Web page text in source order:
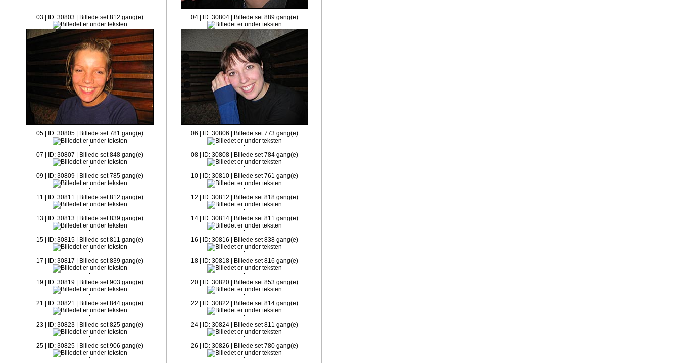
03 | ID: 30803 | Billede set 812 gang(e) 04 | ID: 30804 | Billede set 889 gang(e)
05 | ID: 30805 | Billede set 781 gang(e) 06 | ID: 30806 | Billede set 773 gang(e)
07 | ID: 30807 | Billede set 848 gang(e) 08 | ID: 30808 | Billede set 784 gang(e)
09 | ID: 30809 | Billede set 785 gang(e) 10 | ID: 30810 | Billede set 761 gang(e)
11 | ID: 30811 | Billede set 812 gang(e) 12 | ID: 30812 | Billede set 818 gang(e)
13 | ID: 30813 | Billede set 839 gang(e) 14 | ID: 30814 | Billede set 811 gang(e)
15 | ID: 30815 | Billede set 811 gang(e) 16 | ID: 30816 | Billede set 838 gang(e)
17 | ID: 30817 | Billede set 839 gang(e) 18 | ID: 30818 | Billede set 816 gang(e)
19 | ID: 30819 | Billede set 903 gang(e) 20 | ID: 30820 | Billede set 853 gang(e)
21 | ID: 30821 | Billede set 844 gang(e) 22 | ID: 30822 | Billede set 814 gang(e)
23 | ID: 30823 | Billede set 825 gang(e) 24 | ID: 30824 | Billede set 811 gang(e)
25 | ID: 30825 | Billede set 906 gang(e) 26 | ID: 30826 | Billede set 780 gang(e)